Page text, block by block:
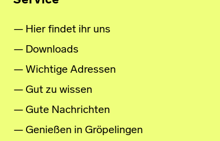
Hier findet ihr uns
Downloads
Wichtige Adressen
Gut zu wissen
Gute Nachrichten
Genießen in Gröpelingen